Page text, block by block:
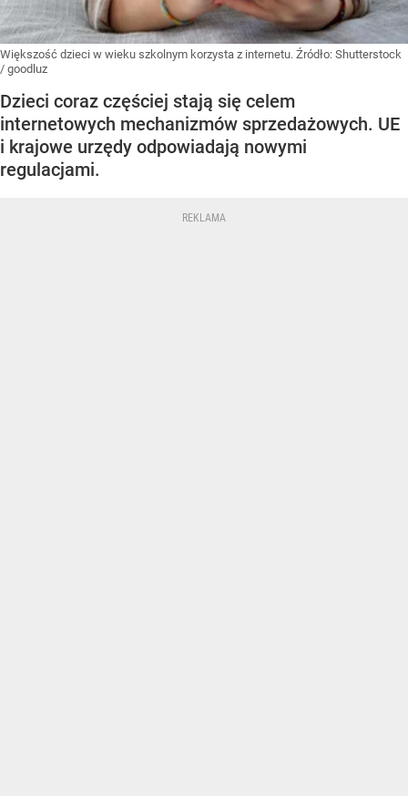
Większość dzieci w wieku szkolnym korzysta z internetu. Źródło: Shutterstock
/ goodluz
Dzieci coraz częściej stają się celem
internetowych mechanizmów sprzedażowych. UE
i krajowe urzędy odpowiadają nowymi
regulacjami.